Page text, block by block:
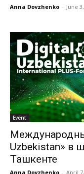
Anna Dovzhenko - June
Event
Uzbekistan» в
Ташкенте
Anna Dovzhenko - April